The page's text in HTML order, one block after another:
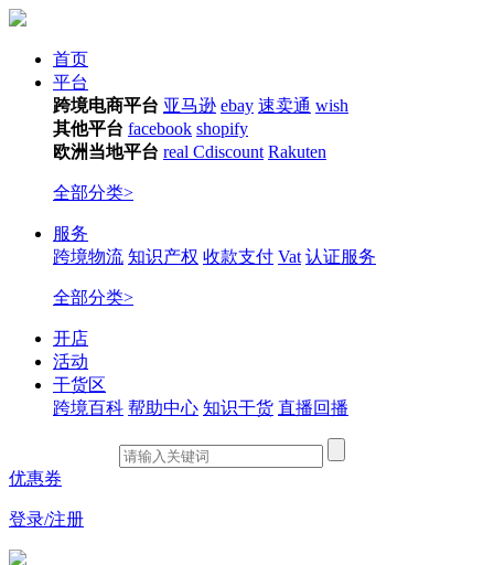
首页
平台
跨境电商平台 亚马逊 ebay 速卖通 wish
其他平台 facebook shopify
欧洲当地平台 real Cdiscount Rakuten
全部分类>
服务
跨境物流 知识产权 收款支付 Vat 认证服务
全部分类>
开店
活动
干货区
跨境百科 帮助中心 知识干货 直播回播
优惠券
登录/注册